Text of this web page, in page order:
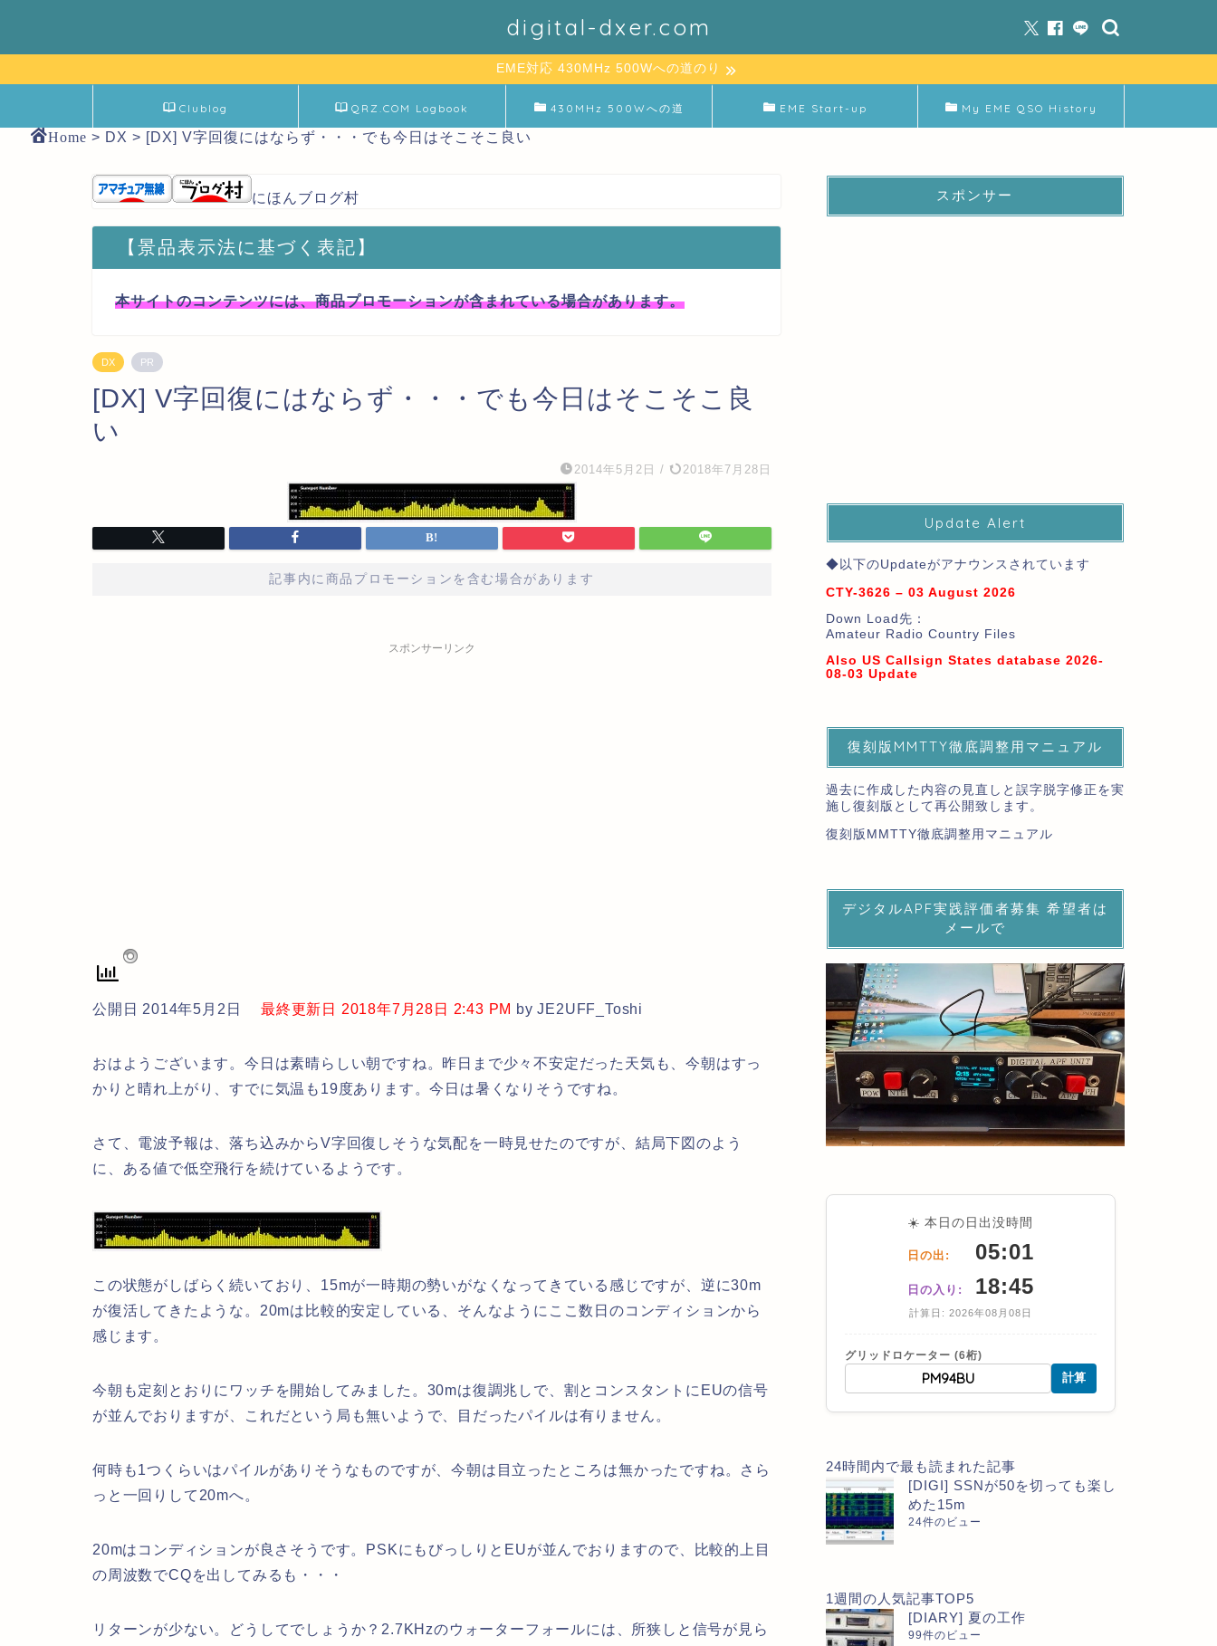
digital-dxer.com
EME対応 430MHz 500Wへの道のり
Clublog QRZ.COM Logbook 430MHz 500Wへの道 EME Start-up My EME QSO History
Home > DX > [DX] V字回復にはならず・・・でも今日はそこそこ良い
にほんブログ村
【景品表示法に基づく表記】
本サイトのコンテンツには、商品プロモーションが含まれている場合があります。
DX PR
[DX] V字回復にはならず・・・でも今日はそこそこ良
い
2014年5月2日 / 2018年7月28日
記事内に商品プロモーションを含む場合があります
スポンサーリンク
公開日 2014年5月2日 最終更新日 2018年7月28日 2:43 PM by JE2UFF_Toshi
おはようございます。今日は素晴らしい朝ですね。昨日まで少々不安定だった天気も、今朝はすっ
かりと晴れ上がり、すでに気温も19度あります。今日は暑くなりそうですね。
さて、電波予報は、落ち込みからV字回復しそうな気配を一時見せたのですが、結局下図のよう
に、ある値で低空飛行を続けているようです。
この状態がしばらく続いており、15mが一時期の勢いがなくなってきている感じですが、逆に30m
が復活してきたような。20mは比較的安定している、そんなようにここ数日のコンディションから
感じます。
今朝も定刻とおりにワッチを開始してみました。30mは復調兆しで、割とコンスタントにEUの信号
が並んでおりますが、これだという局も無いようで、目だったパイルは有りません。
何時も1つくらいはパイルがありそうなものですが、今朝は目立ったところは無かったですね。さら
っと一回りして20mへ。
20mはコンディションが良さそうです。PSKにもびっしりとEUが並んでおりますので、比較的上目
の周波数でCQを出してみるも・・・
リターンが少ない。どうしてでしょうか？2.7KHzのウォーターフォールには、所狭しと信号が見ら
スポンサー
Update Alert
◆以下のUpdateがアナウンスされています
CTY-3626 – 03 August 2026
Down Load先：
Amateur Radio Country Files
Also US Callsign States database 2026-
08-03 Update
復刻版MMTTY徹底調整用マニュアル
過去に作成した内容の見直しと誤字脱字修正を実
施し復刻版として再公開致します。
復刻版MMTTY徹底調整用マニュアル
デジタルAPF実践評価者募集 希望者は
メールで
☀️ 本日の日出没時間
日の出: 05:01
日の入り: 18:45
計算日: 2026年08月08日
グリッドロケーター (6桁)
計算
24時間内で最も読まれた記事
[DIGI] SSNが50を切っても楽し
めた15m
24件のビュー
1週間の人気記事TOP5
[DIARY] 夏の工作
99件のビュー